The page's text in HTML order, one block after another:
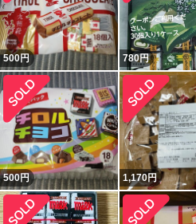
500円 780円
500円 1,170円